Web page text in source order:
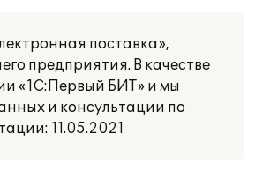
поставка»,
предприятия. В качестве
«1С:Первый БИТ» и мы
и консультации по
11.05.2021